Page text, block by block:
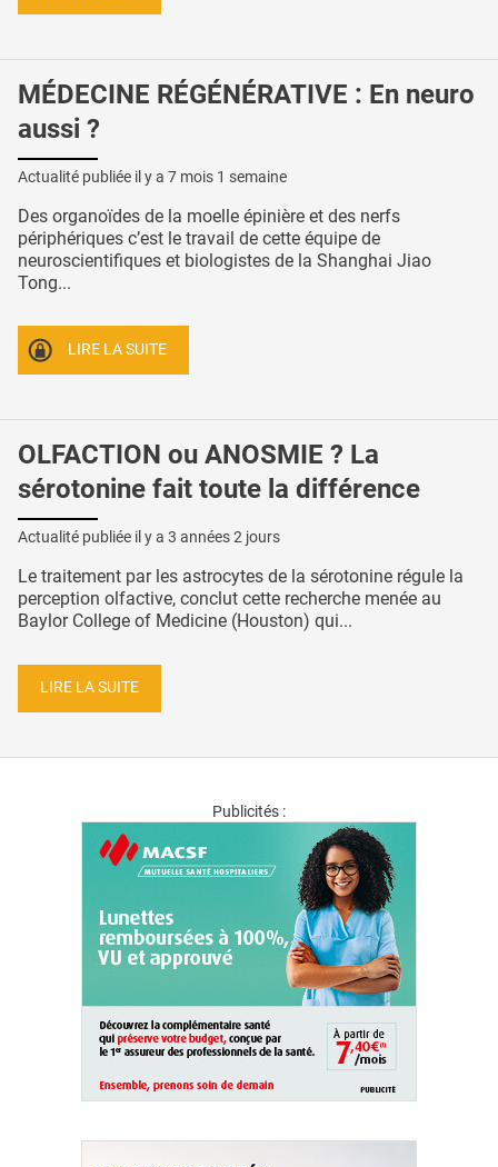
MÉDECINE RÉGÉNÉRATIVE : En neuro
aussi ?
Actualité publiée il y a 7 mois 1 semaine
Des organoïdes de la moelle épinière et des nerfs
périphériques c’est le travail de cette équipe de
neuroscientifiques et biologistes de la Shanghai Jiao
Tong...
LIRE LA SUITE
OLFACTION ou ANOSMIE ? La
sérotonine fait toute la différence
Actualité publiée il y a 3 années 2 jours
Le traitement par les astrocytes de la sérotonine régule la
perception olfactive, conclut cette recherche menée au
Baylor College of Medicine (Houston) qui...
LIRE LA SUITE
Publicités :